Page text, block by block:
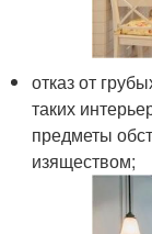
отказ от
таких
предметы
изяществом;